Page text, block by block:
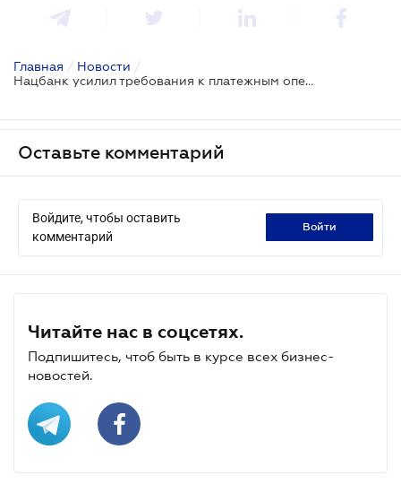
Главная / Новости /
Нацбанк усилил требования к платежным операциям
Оставьте комментарий
Войдите, чтобы оставить
комментарий
войти
Читайте нас в соцсетях.
Подпишитесь, чтоб быть в курсе всех бизнес-
новостей.